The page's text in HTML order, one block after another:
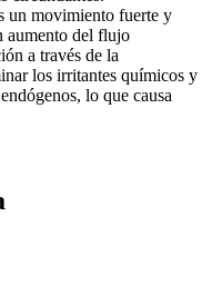
un movimiento fuerte y
aumento del flujo
a través de la
los irritantes químicos y
lo que causa